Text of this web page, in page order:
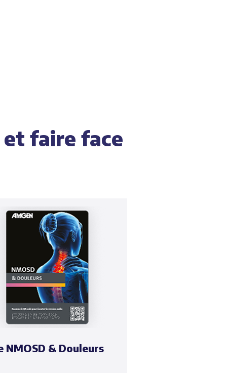
faire face
NMOSD & Douleurs